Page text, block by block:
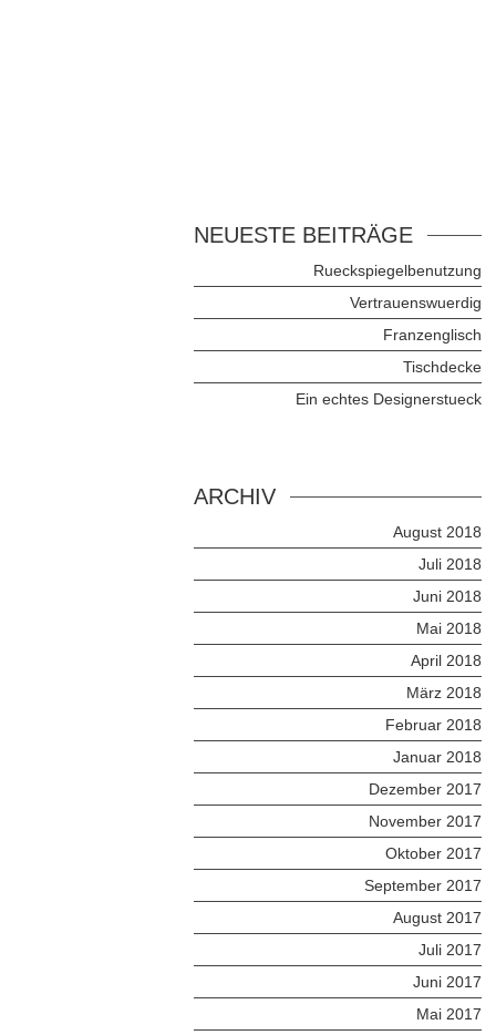
NEUESTE BEITRÄGE
Rueckspiegelbenutzung
Vertrauenswuerdig
Franzenglisch
Tischdecke
Ein echtes Designerstueck
ARCHIV
August 2018
Juli 2018
Juni 2018
Mai 2018
April 2018
März 2018
Februar 2018
Januar 2018
Dezember 2017
November 2017
Oktober 2017
September 2017
August 2017
Juli 2017
Juni 2017
Mai 2017